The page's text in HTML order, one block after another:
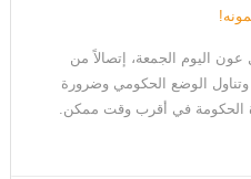
اليوم الجمعة، إتصالاً من
وتناول الوضع الحكومي وضرورة
الحكومة في أقرب وقت ممكن.